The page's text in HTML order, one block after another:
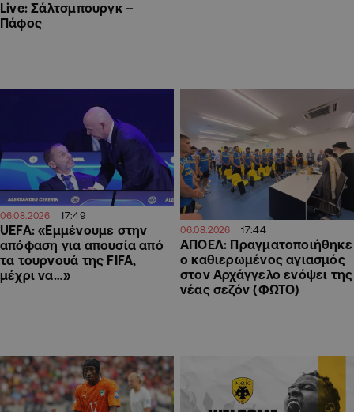
Live: Σάλτσμπουργκ –
Πάφος
06.08.2026 17:49
UEFA: «Εμμένουμε στην
απόφαση για απουσία από
τα τουρνουά της FIFA,
μέχρι να…»
06.08.2026 17:44
ΑΠΟΕΛ: Πραγματοποιήθηκε
ο καθιερωμένος αγιασμός
στον Αρχάγγελο ενόψει της
νέας σεζόν (ΦΩΤΟ)